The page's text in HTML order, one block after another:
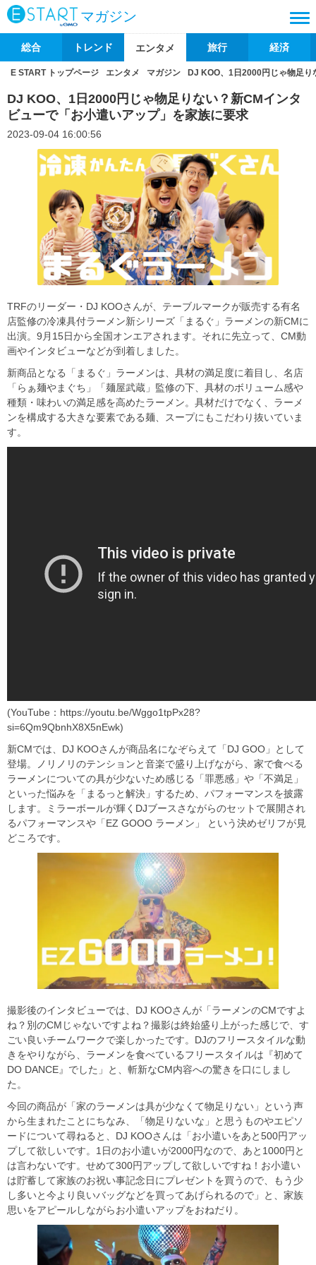
マガジン
総合 トレンド エンタメ 旅行 経済
E START トップページ エンタメ マガジン DJ KOO、1日2000円じゃ物足
DJ KOO、1日2000円じゃ物足りない？新CMインタ
ビューで「お小遣いアップ」を家族に要求
2023-09-04 16:00:56
TRFのリーダー・DJ KOOさんが、テーブルマークが販売する有名
店監修の冷凍具付ラーメン新シリーズ「まるぐ」ラーメンの新CMに
出演。9月15日から全国オンエアされます。それに先立って、CM動
画やインタビューなどが到着しました。
新商品となる「まるぐ」ラーメンは、具材の満足度に着目し、名店
「らぁ麺やまぐち」「麺屋武蔵」監修の下、具材のボリューム感や
種類・味わいの満足感を高めたラーメン。具材だけでなく、ラーメ
ンを構成する大きな要素である麺、スープにもこだわり抜いていま
す。
(YouTube：https://youtu.be/Wggo1tpPx28?
si=6Qm9QbnhX8X5nEwk)
新CMでは、DJ KOOさんが商品名になぞらえて「DJ GOO」として
登場。ノリノリのテンションと音楽で盛り上げながら、家で食べる
ラーメンについての具が少ないため感じる「罪悪感」や「不満足」
といった悩みを「まるっと解決」するため、パフォーマンスを披露
します。ミラーボールが輝くDJブースさながらのセットで展開され
るパフォーマンスや「EZ GOOO ラーメン」 という決めゼリフが見
どころです。
撮影後のインタビューでは、DJ KOOさんが「ラーメンのCMですよ
ね？別のCMじゃないですよね？撮影は終始盛り上がった感じで、す
ごい良いチームワークで楽しかったです。DJのフリースタイルな動
きをやりながら、ラーメンを食べているフリースタイルは『初めて
DO DANCE』でした」と、斬新なCM内容への驚きを口にしまし
た。
今回の商品が「家のラーメンは具が少なくて物足りない」という声
から生まれたことにちなみ、「物足りないな」と思うものやエピソ
ードについて尋ねると、DJ KOOさんは「お小遣いをあと500円アッ
プして欲しいです。1日のお小遣いが2000円なので、あと1000円と
は言わないです。せめて300円アップして欲しいですね！お小遣い
は貯蓄して家族のお祝い事記念日にプレゼントを買うので、もう少
し多いと今より良いバッグなどを買ってあげられるので」と、家族
思いをアピールしながらお小遣いアップをおねだり。